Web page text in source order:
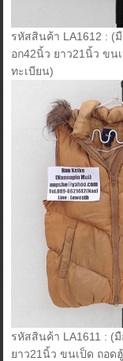
รหัสสินค้า LA1612 : (
อก42นิ้ว ยาว21นิ้ว ขน
ทะเบียน)
รหัสสินค้า LA1611 : (
ยาว21นิ้ว ขนเป็ด ถอด